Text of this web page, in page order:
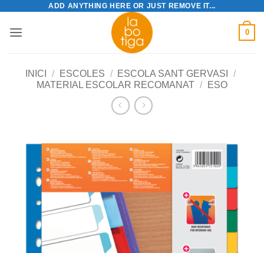
content
ADD ANYTHING HERE OR JUST REMOVE IT...
0
INICI / ESCOLES / ESCOLA SANT GERVASI
/
MATERIAL ESCOLAR RECOMANAT / ESO